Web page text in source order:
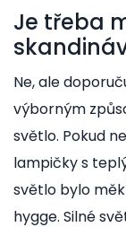
Je třeba
Ne, ale
výborným
světlo. Pokud
lampičky s
světlo bylo
hygge. Silné